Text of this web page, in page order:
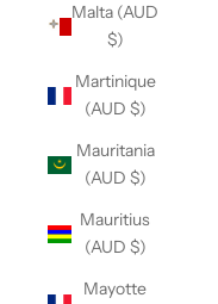
Malta (AUD
$)
Martinique
(AUD $)
Mauritania
(AUD $)
Mauritius
(AUD $)
Mayotte